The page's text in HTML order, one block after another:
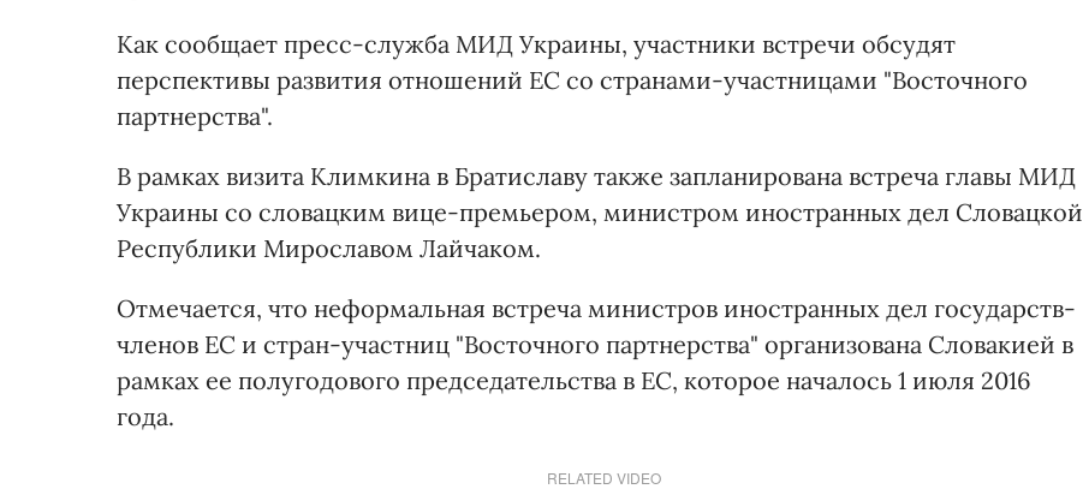
Как сообщает пресс-служба МИД Украины, участники встречи обсудят
перспективы развития отношений ЕС со странами-участницами "Восточного
партнерства".
В рамках визита Климкина в Братиславу также запланирована встреча главы МИД
Украины со словацким вице-премьером, министром иностранных дел Словацкой
Республики Мирославом Лайчаком.
Отмечается, что неформальная встреча министров иностранных дел государств-
членов ЕС и стран-участниц "Восточного партнерства" организована Словакией в
рамках ее полугодового председательства в ЕС, которое началось 1 июля 2016
года.
RELATED VIDEO